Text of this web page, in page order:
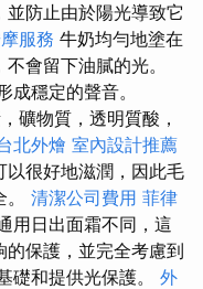
防止由於陽光導致它
服務 牛奶均勻地塗在
會留下油膩的光。
穩定的聲音。
礦物質，透明質酸，
北外燴 室內設計推薦
以很好地滋潤，因此毛
清潔公司費用 菲律
用日出面霜不同，這
保護，並完全考慮到
礎和提供光保護。 外